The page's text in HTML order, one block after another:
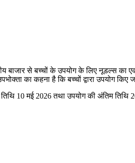
बाजार से बच्चों के उपयोग के लिए नूडल्स
का कहना है कि बच्चों द्वारा उपयोग किए
तिथि 10 मई 2026 तथा उपयोग की अंतिम